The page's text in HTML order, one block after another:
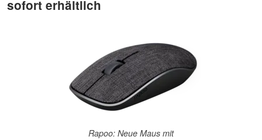
sofort erhältlich
Rapoo: Neue Maus mit